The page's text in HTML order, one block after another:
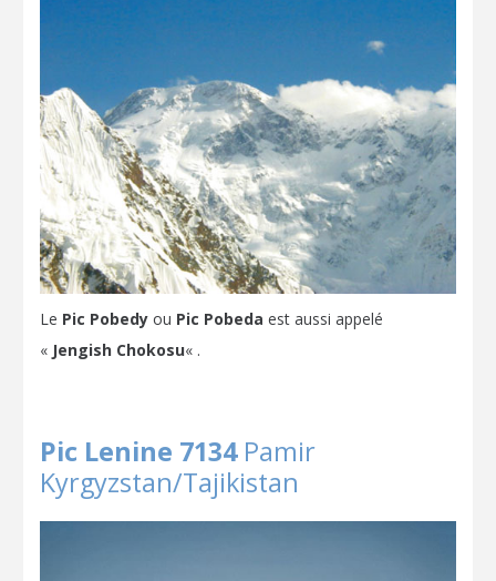
Le Pic Pobedy ou Pic Pobeda est aussi appelé
« Jengish Chokosu« .
Pic Lenine 7134Pamir
Kyrgyzstan/Tajikistan